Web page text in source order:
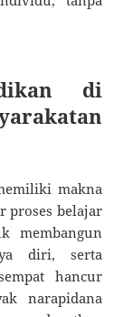
di
makna
proses belajar
membangun
diri, serta
hancur
narapidana